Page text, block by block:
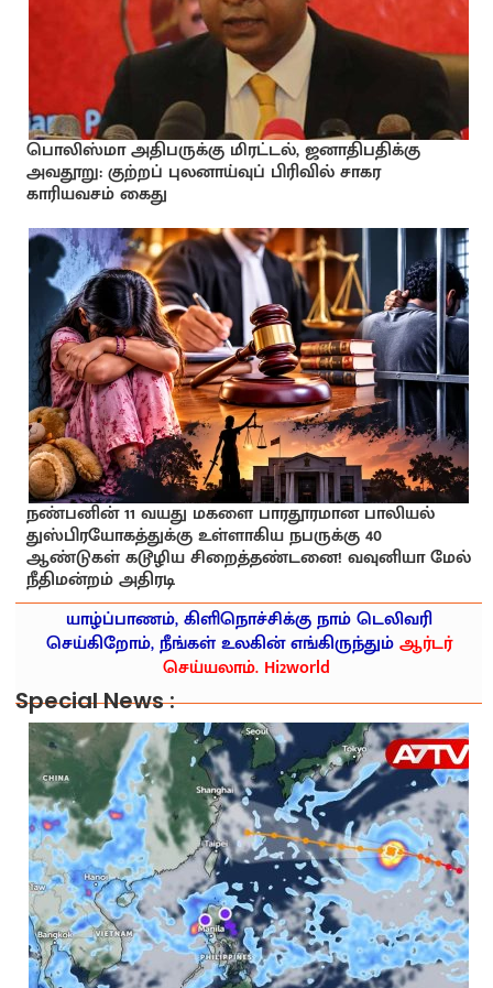
பொலிஸ்மா அதிபருக்கு மிரட்டல், ஜனாதிபதிக்கு
அவதூறு: குற்றப் புலனாய்வுப் பிரிவில் சாகர
காரியவசம் கைது
நண்பனின் 11 வயது மகளை பாரதூரமான பாலியல்
துஸ்பிரயோகத்துக்கு உள்ளாகிய நபருக்கு 40
ஆண்டுகள் கடூழிய சிறைத்தண்டனை! வவுனியா மேல்
நீதிமன்றம் அதிரடி
யாழ்ப்பாணம், கிளிநொச்சிக்கு நாம் டெலிவரி
செய்கிறோம், நீங்கள் உலகின் எங்கிருந்தும்ஆர்டர்
செய்யலாம். Hi2world
Special News :